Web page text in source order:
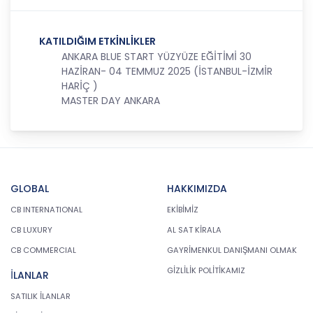
bilgisine sunmakla yükümlüdür. Kişisel veriler
belirtilen meşru ve hukuka uygun amaçlar
dışında işlenmeyecektir..
4. İşlendikleri Amaçla Bağlantılı, Sınırlı ve Ölçülü
Olma
CB Gayrimenkul Franchising Pazarlama ve
gerçekleştirilmesi ile ilgili olmayan veya ihtiyaç
kaçınacaktır.
Amaç İçin Gerekli Olan Süre Kadar Muhafaza
Etme
CB Gayrimenkul Franchising Pazarlama ve
KATILDIĞIM ETKİNLİKLER
ANKARA BLUE START YÜZYÜZE EĞİTİMİ 30
HAZİRAN- 04 TEMMUZ 2025 (İSTANBUL-İZMİR
HARİÇ )
MASTER DAY ANKARA
GLOBAL
CB INTERNATIONAL
CB LUXURY
CB COMMERCIAL
İLANLAR
SATILIK İLANLAR
HAKKIMIZDA
EKİBİMİZ
AL SAT KİRALA
GAYRİMENKUL DANIŞMANI OLMAK
GİZLİLİK POLİTİKAMIZ